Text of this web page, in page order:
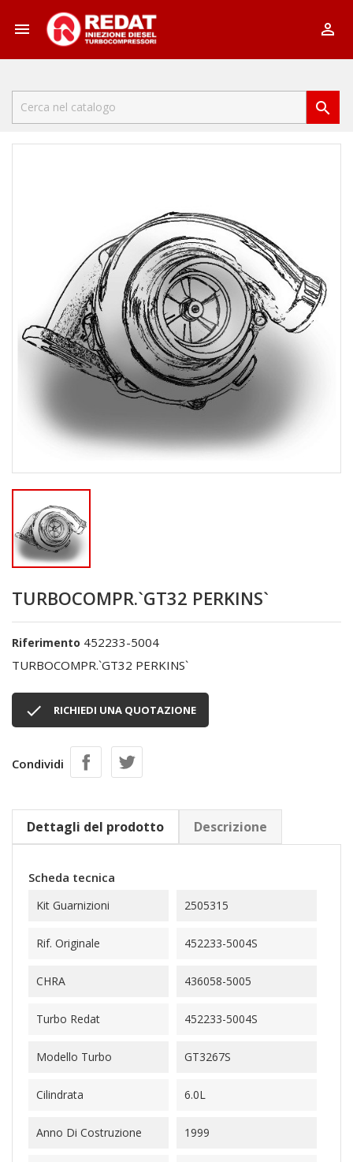
 

TURBOCOMPR.`GT32 PERKINS`
Riferimento 452233-5004
TURBOCOMPR.`GT32 PERKINS`
 RICHIEDI UNA QUOTAZIONE
Condividi
Dettagli del prodotto Descrizione
Scheda tecnica
Kit Guarnizioni 2505315
Rif. Originale 452233-5004S
CHRA 436058-5005
Turbo Redat 452233-5004S
Modello Turbo GT3267S
Cilindrata 6.0L
Anno Di Costruzione 1999